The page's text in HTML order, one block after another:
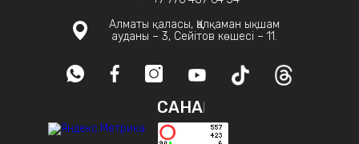
Алматы қаласы, Қалқаман ықшам
ауданы – 3, Сейітов көшесі – 11.
САНАҚ